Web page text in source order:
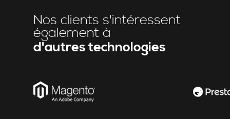
Nos clients s'intéressent
également à
d'autres technologies